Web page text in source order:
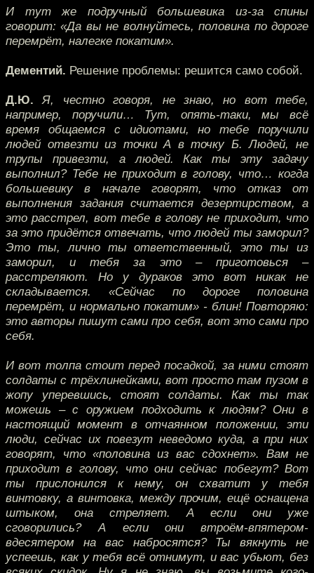
И тут же подручный большевика из-за спины
говорит: «Да вы не волнуйтесь, половина по дороге
перемрёт, налегке покатим».
Дементий. Решение проблемы: решится само собой.
Д.Ю. Я, честно говоря, не знаю, но вот тебе,
например, поручили… Тут, опять-таки, мы всё
время общаемся с идиотами, но тебе поручили
людей отвезти из точки А в точку Б. Людей, не
трупы привезти, а людей. Как ты эту задачу
выполнил? Тебе не приходит в голову, что… когда
большевику в начале говорят, что отказ от
выполнения задания считается дезертирством, а
это расстрел, вот тебе в голову не приходит, что
за это придётся отвечать, что людей ты заморил?
Это ты, лично ты ответственный, это ты из
заморил, и тебя за это – приготовься –
расстреляют. Но у дураков это вот никак не
складывается. «Сейчас по дороге половина
перемрёт, и нормально покатим» - блин! Повторяю:
это авторы пишут сами про себя, вот это сами про
себя.
И вот толпа стоит перед посадкой, за ними стоят
солдаты с трёхлинейками, вот просто там пузом в
жопу уперевшись, стоят солдаты. Как ты так
можешь – с оружием подходить к людям? Они в
настоящий момент в отчаянном положении, эти
люди, сейчас их повезут неведомо куда, а при них
говорят, что «половина из вас сдохнет». Вам не
приходит в голову, что они сейчас побегут? Вот
ты прислонился к нему, он схватит у тебя
винтовку, а винтовка, между прочим, ещё оснащена
штыком, она стреляет. А если они уже
сговорились? А если они втроём-впятером-
вдесятером на вас набросятся? Ты вякнуть не
успеешь, как у тебя всё отнимут, и вас убьют, без